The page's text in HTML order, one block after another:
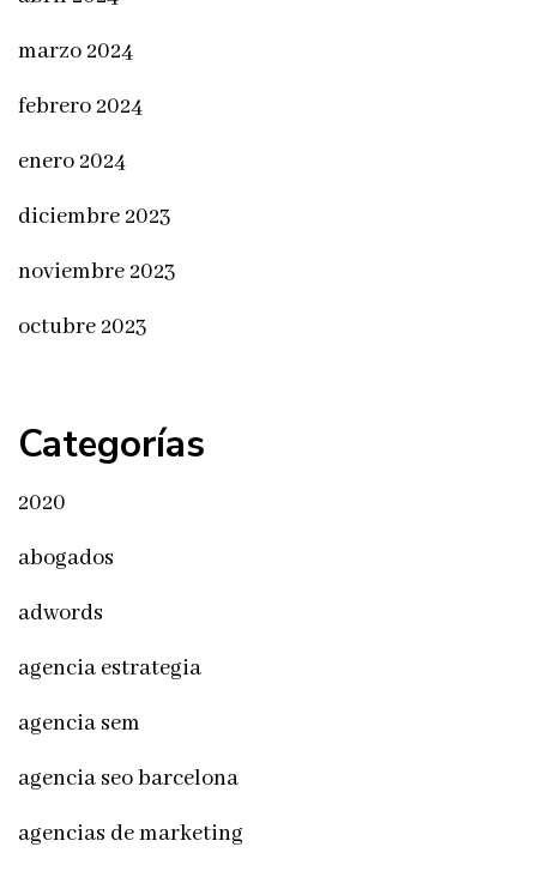
marzo 2024
febrero 2024
enero 2024
diciembre 2023
noviembre 2023
octubre 2023
Categorías
2020
abogados
adwords
agencia estrategia
agencia sem
agencia seo barcelona
agencias de marketing